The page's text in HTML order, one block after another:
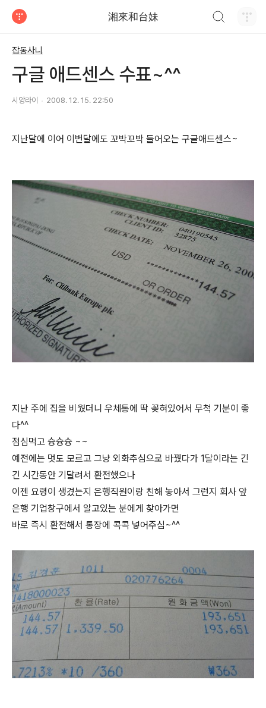
湘來和台妹
잡동사니
구글 애드센스 수표~^^
시앙라이 2008. 12. 15. 22:50
지난달에 이어 이번달에도 꼬박꼬박 들어오는 구글애드센스~
지난 주에 집을 비웠더니 우체통에 딱 꽂혀있어서 무척 기분이 좋
다^^
점심먹고 슝슝슝 ~~
예전에는 멋도 모르고 그냥 외화추심으로 바꿨다가 1달이라는 긴
긴 시간동안 기달려서 환전했으나
이젠 요령이 생겼는지 은행직원이랑 친해 놓아서 그런지 회사 앞
은행 기업창구에서 알고있는 분에게 찾아가면
바로 즉시 환전해서 통장에 콕콕 넣어주심~^^